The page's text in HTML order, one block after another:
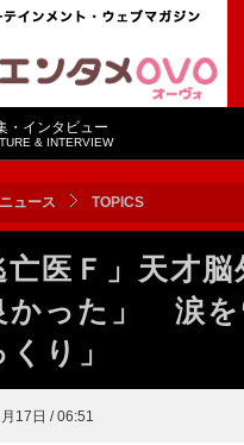
・インタビュー
& INTERVIEW
ニュース TOPICS
亡医Ｆ」天才
かった」 涙を
り」
17日 / 06:51